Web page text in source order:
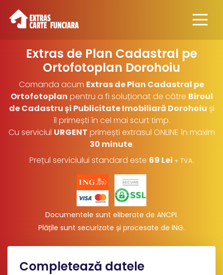
Extras de Plan Cadastral pe
Ortofotoplan Dorohoiu
Comanda acum Extras de Plan Cadastral pe
Ortofotoplan pentru a fi soluționat de către Biroul
de Cadastru și Publicitate Imobiliară Dorohoiu și
îl primești în cel mai scurt timp.
Cu serviciul URGENT primești extrasul ONLINE în maxim
30 minute.
Prețul serviciului standard este 69 Lei + TVA.
Documentele sunt eliberate de ANCPI.
Plățile sunt securizate și procesate de ING.
Completează datele